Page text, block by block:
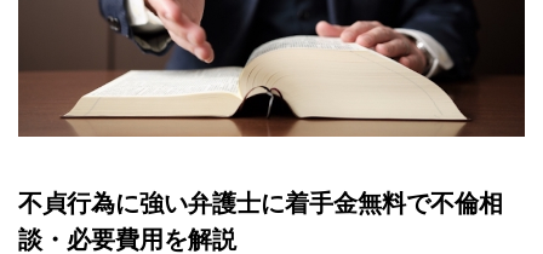
不貞行為に強い弁護士に着手金無料で不倫相
談・必要費用を解説